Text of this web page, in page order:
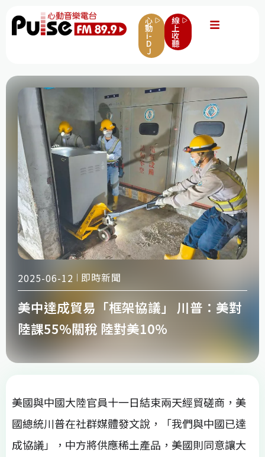
心
動
i-
D
J
線
上
收
聽
2025-06-12 即時新聞
美中達成貿易「框架協議」 川普：美對
陸課55%關稅 陸對美10%
美國與中國大陸官員十一日結束兩天經貿磋商，美
國總統川普在社群媒體發文說，「我們與中國已達
成協議」，中方將供應稀土產品，美國則同意讓大